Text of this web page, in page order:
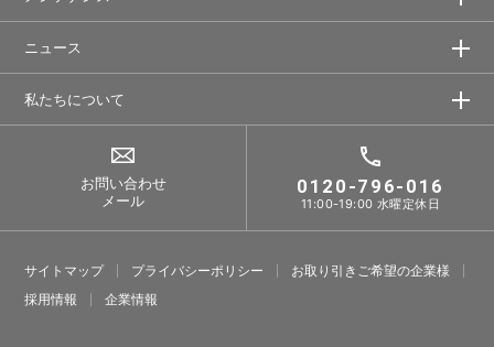
ニュース
私たちについて
お問い合わせ
メール
0120-796-016
11:00-19:00 水曜定休日
サイトマップ プライバシーポリシー
お取り引きご希望の企業様
採⽤情報
企業情報